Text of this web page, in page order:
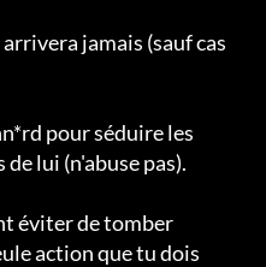
jamais (sauf cas
pour séduire les
lui (n'abuse pas).
éviter de tomber
action que tu dois